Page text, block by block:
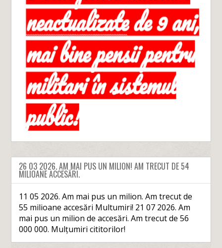
26 03 2026. AM MAI PUS UN MILION! AM TRECUT DE 54
MILIOANE ACCESĂRI.
11 05 2026. Am mai pus un milion. Am trecut de
55 milioane accesări Multumiri! 21 07 2026. Am
mai pus un milion de accesări. Am trecut de 56
000 000. Mulțumiri cititorilor!